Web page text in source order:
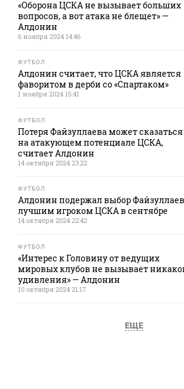
«Оборона ЦСКА не вызывает больших
вопросов, а вот атака не блещет» —
Алдонин
6 ноября 2024 14:46
ФУТБОЛ
Алдонин считает, что ЦСКА является
фаворитом в дерби со «Спартаком»
1 ноября 2024 15:41
ФУТБОЛ
Потеря Файзуллаева может сказаться
на атакующем потенциале ЦСКА,
считает Алдонин
14 октября 2024 23:22
ФУТБОЛ
Алдонин подержал выбор
лучшим игроком ЦСКА в сентябре
14 октября 2024 22:42
ФУТБОЛ
«Интерес к Головину от ведущих
мировых клубов не вызывает
удивления» — Алдонин
10 октября 2024 21:17
ЕЩЕ